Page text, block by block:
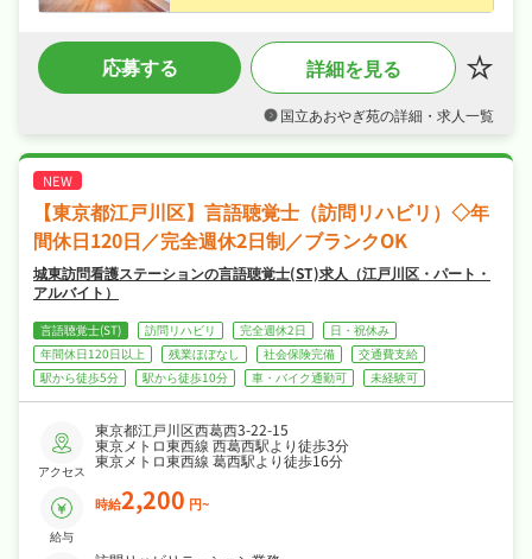
・賞与年2回・住宅手当・家族手当など各種手
当・昇給ありなど好待遇で、月給26〜29万円の
正社員求人、あなたの経験を正当に評価します
・夏季休暇・年末年始休暇など長期休暇も取り
110日なので、日勤のみでご家庭や趣味との両
社宅制度ありが揃い、安心して長く働ける環境
が魅力です☆
応募する 詳細を見る
国立あおやぎ苑の詳細・求人一覧
【東京都江戸川区】言語聴覚士（訪問リハビリ）◇年
間休日120日／完全週休2日制／ブランクOK
城東訪問看護ステーションの言語聴覚士(ST)求人（江戸川区・パート・
アルバイト）
言語聴覚士(ST) 訪問リハビリ 完全週休2日
日・祝休み
年間休日120日以上
残業ほぼなし 社会保険完備
交通費支給
駅から徒歩5分
駅から徒歩10分 車・バイク通勤可 未経験可
アクセス
東京都江戸川区西葛西3-22-15
東京メトロ東西線 西葛西駅より徒歩3分
東京メトロ東西線 葛西駅より徒歩16分
給与
時給2,200 円~